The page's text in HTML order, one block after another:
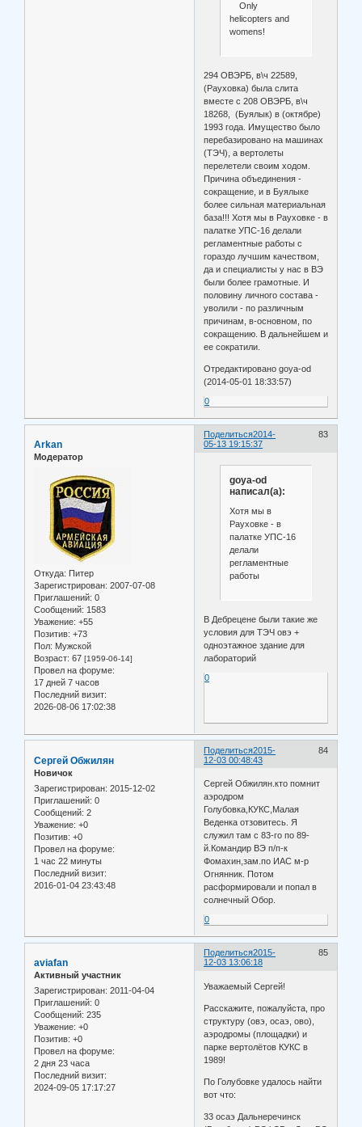
Only
helicopters and
womens!
294 ОВЭРБ, в\ч 22589,
(Рауховка) была слита
вместе с 208 ОВЭРБ, в\ч
18268, (Буялык) в (октябре)
1993 года. Имущество было
перебазировано на машинах
(ТЭЧ), а вертолеты
перелетели своим ходом.
Причина объединения -
сокращение, и в Буялыке
более сильная материальная
база!!! Хотя мы в Рауховке - в
палатке УПС-16 делали
регламентные работы с
гораздо лучшим качеством,
да и специалисты у нас в ВЭ
были более грамотные. И
половину личного состава -
уволили - по различным
причинам, в-основном, по
сокращению. В дальнейшем и
ее сократили.
Отредактировано goya-od
(2014-05-01 18:33:57)
0
Поделиться 83
2014-
05-13 19:15:37
Arkan
Модератор
Откуда: Питер
Зарегистрирован: 2007-07-08
Приглашений: 0
Сообщений: 1583
Уважение: +55
Позитив: +73
Пол: Мужской
Возраст: 67 [1959-06-14]
Провел на форуме:
17 дней 7 часов
Последний визит:
2026-08-06 17:02:38
goya-od
написал(а):
Хотя мы в
Рауховке - в
палатке УПС-16
делали
регламентные
работы
В Дебрецене были такие же
условия для ТЭЧ овэ +
одноэтажное здание для
лабораторий
0
Поделиться 84
2015-
12-03 00:48:43
Сергей Обжилян
Новичок
Зарегистрирован: 2015-12-02
Приглашений: 0
Сообщений: 2
Уважение: +0
Позитив: +0
Провел на форуме:
1 час 22 минуты
Последний визит:
2016-01-04 23:43:48
Сергей Обжилян.кто помнит
аэродром
Голубовка,КУКС,Малая
Веденка отзовитесь. Я
служил там с 83-го по 89-
й.Командир ВЭ п/п-к
Фомахин,зам.по ИАС м-р
Огнянник. Потом
расформировали и попал в
солнечный Обор.
0
Поделиться 85
2015-
12-03 13:06:18
aviafan
Активный участник
Зарегистрирован: 2011-04-04
Приглашений: 0
Сообщений: 235
Уважение: +0
Позитив: +0
Провел на форуме:
2 дня 23 часа
Последний визит:
2024-09-05 17:17:27
Уважаемый Сергей!
Расскажите, пожалуйста, про
структуру (овэ, осаэ, ово),
аэродромы (площадки) и
парке вертолётов КУКС в
1989!
По Голубовке удалось найти
вот что:
33 осаэ Дальнеречинск